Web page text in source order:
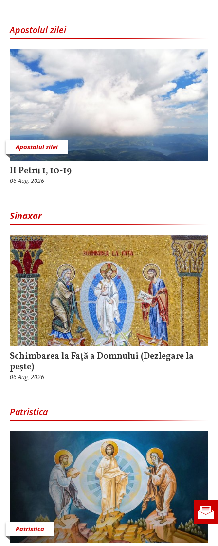
Apostolul zilei
Apostolul zilei
II Petru 1, 10-19
06 Aug, 2026
Sinaxar
Schimbarea la Faţă a Domnului (Dezlegare la
peşte)
06 Aug, 2026
Patristica
Patristica